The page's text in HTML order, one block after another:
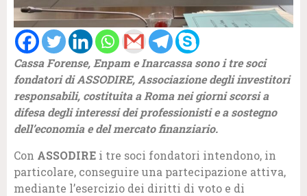
Cassa Forense, Enpam e Inarcassa sono i tre soci
fondatori di ASSODIRE, Associazione degli investitori
responsabili, costituita a Roma nei giorni scorsi a
difesa degli interessi dei professionisti e a sostegno
dell’economia e del mercato finanziario.
Con ASSODIRE i tre soci fondatori intendono, in
particolare, conseguire una partecipazione attiva,
mediante l’esercizio dei diritti di voto e di